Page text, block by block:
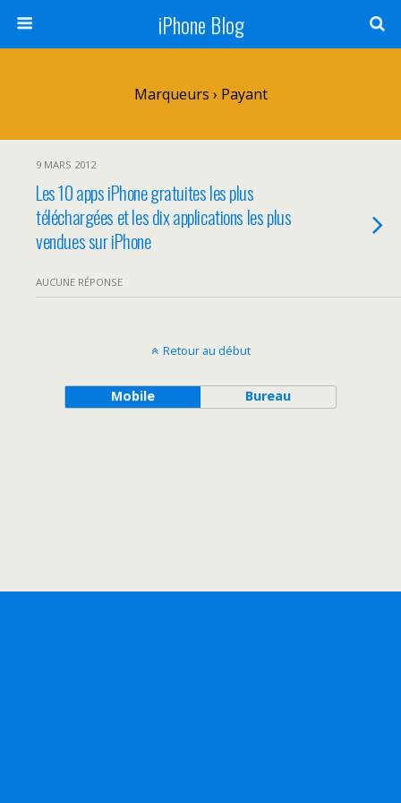
iPhone Blog
Marqueurs › Payant
9 MARS 2012
Les 10 apps iPhone gratuites les plus
téléchargées et les dix applications les plus
vendues sur iPhone
AUCUNE RÉPONSE
Retour au début
Mobile Bureau